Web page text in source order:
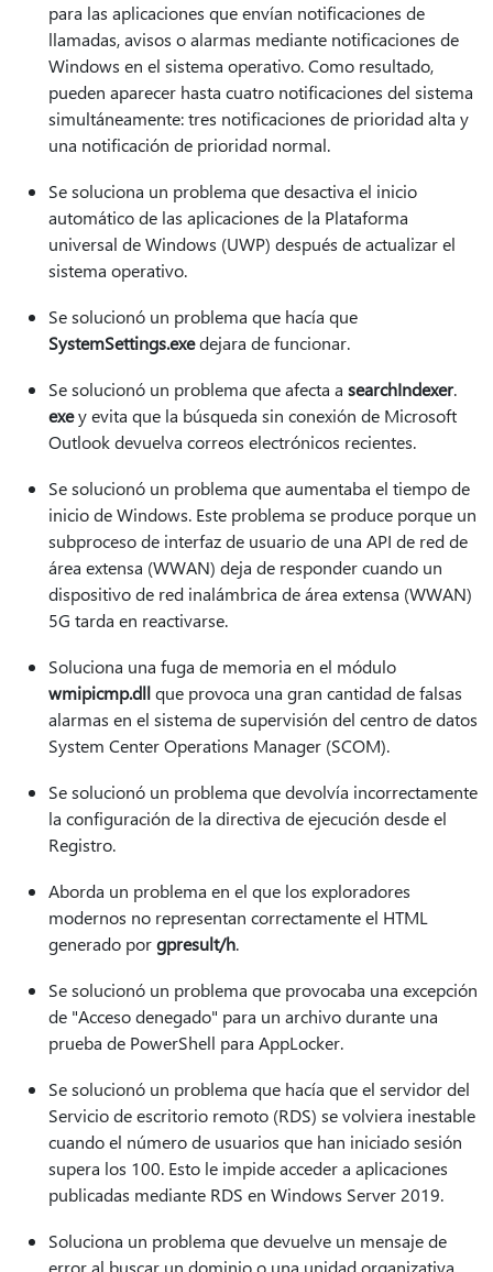
para las aplicaciones que envían notificaciones de
llamadas, avisos o alarmas mediante notificaciones de
Windows en el sistema operativo. Como resultado,
pueden aparecer hasta cuatro notificaciones del sistema
simultáneamente: tres notificaciones de prioridad alta y
una notificación de prioridad normal.
Se soluciona un problema que desactiva el inicio
automático de las aplicaciones de la Plataforma
universal de Windows (UWP) después de actualizar el
sistema operativo.
Se solucionó un problema que hacía que
SystemSettings.exedejara de funcionar.
Se solucionó un problema que afecta a searchIndexer.
exey evita que la búsqueda sin conexión de Microsoft
Outlook devuelva correos electrónicos recientes.
Se solucionó un problema que aumentaba el tiempo de
inicio de Windows. Este problema se produce porque un
subproceso de interfaz de usuario de una API de red de
área extensa (WWAN) deja de responder cuando un
dispositivo de red inalámbrica de área extensa (WWAN)
5G tarda en reactivarse.
Soluciona una fuga de memoria en el módulo
wmipicmp.dllque provoca una gran cantidad de falsas
alarmas en el sistema de supervisión del centro de datos
System Center Operations Manager (SCOM).
Se solucionó un problema que devolvía incorrectamente
la configuración de la directiva de ejecución desde el
Registro.
Aborda un problema en el que los exploradores
modernos no representan correctamente el HTML
generado porgpresult/h.
Se solucionó un problema que provocaba una excepción
de "Acceso denegado" para un archivo durante una
prueba de PowerShell para AppLocker.
Se solucionó un problema que hacía que el servidor del
Servicio de escritorio remoto (RDS) se volviera inestable
cuando el número de usuarios que han iniciado sesión
supera los 100. Esto le impide acceder a aplicaciones
publicadas mediante RDS en Windows Server 2019.
Soluciona un problema que devuelve un mensaje de
error al buscar un dominio o una unidad organizativa